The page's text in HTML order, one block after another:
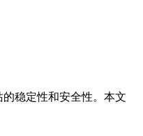
稳定性和安全性。本文